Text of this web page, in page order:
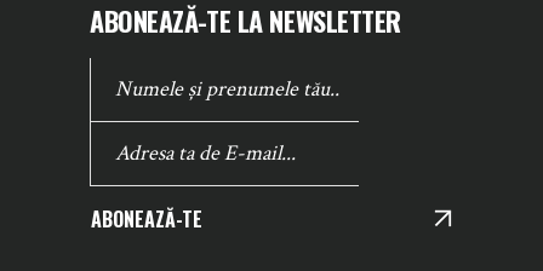
ABONEAZĂ-TE LA NEWSLETTER
ABONEAZĂ-TE